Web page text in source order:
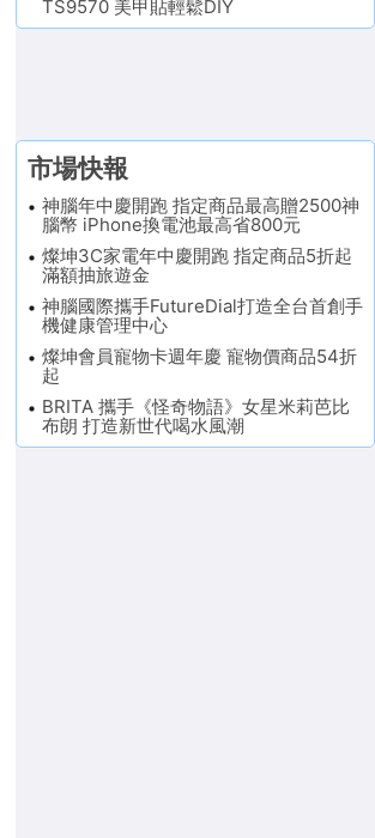
TS9570 美甲貼輕鬆DIY
市場快報
神腦年中慶開跑 指定商品最高贈2500神
腦幣 iPhone換電池最高省800元
燦坤3C家電年中慶開跑 指定商品5折起
滿額抽旅遊金
神腦國際攜手FutureDial打造全台首創手
機健康管理中心
燦坤會員寵物卡週年慶 寵物價商品54折
起
BRITA 攜手《怪奇物語》女星米莉芭比
布朗 打造新世代喝水風潮